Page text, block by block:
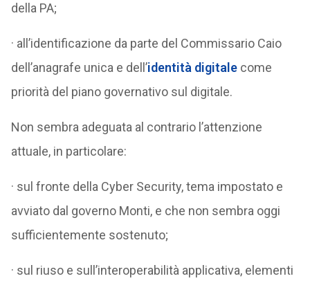
della PA;
· all’identificazione da parte del Commissario Caio
dell’anagrafe unica e dell’identità digitalecome
priorità del piano governativo sul digitale.
Non sembra adeguata al contrario l’attenzione
attuale, in particolare:
· sul fronte della Cyber Security, tema impostato e
avviato dal governo Monti, e che non sembra oggi
sufficientemente sostenuto;
· sul riuso e sull’interoperabilità applicativa, elementi